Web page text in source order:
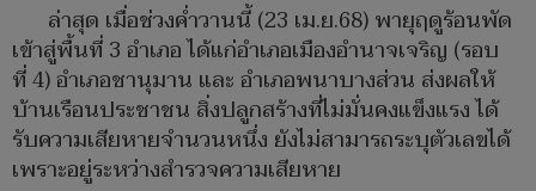
ล่าสุด เมื่อช่วงค่ำวานนี้ (23 เม.ย.68) พายุฤดูร้อนพัด
เข้าสู่พื้นที่ 3 อำเภอ ได้แก่อำเภอเมืองอำนาจเจริญ (รอบ
ที่ 4) อำเภอชานุมาน และ อำเภอพนาบางส่วน ส่งผลให้
บ้านเรือนประชาชน สิ่งปลูกสร้างที่ไม่มั่นคงแข็งแรง ได้
รับความเสียหายจำนวนหนึ่ง ยังไม่สามารถระบุตัวเลขได้
เพราะอยู่ระหว่างสำรวจความเสียหาย